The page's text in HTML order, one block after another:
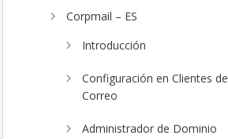
Corpmail – ES
Introducción
Configuración en Clientes de
Correo
Administrador de Dominio